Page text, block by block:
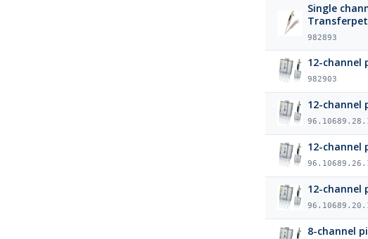
Single
982893
12-channel
982903
12-channel
12-channel
12-channel
8-channel